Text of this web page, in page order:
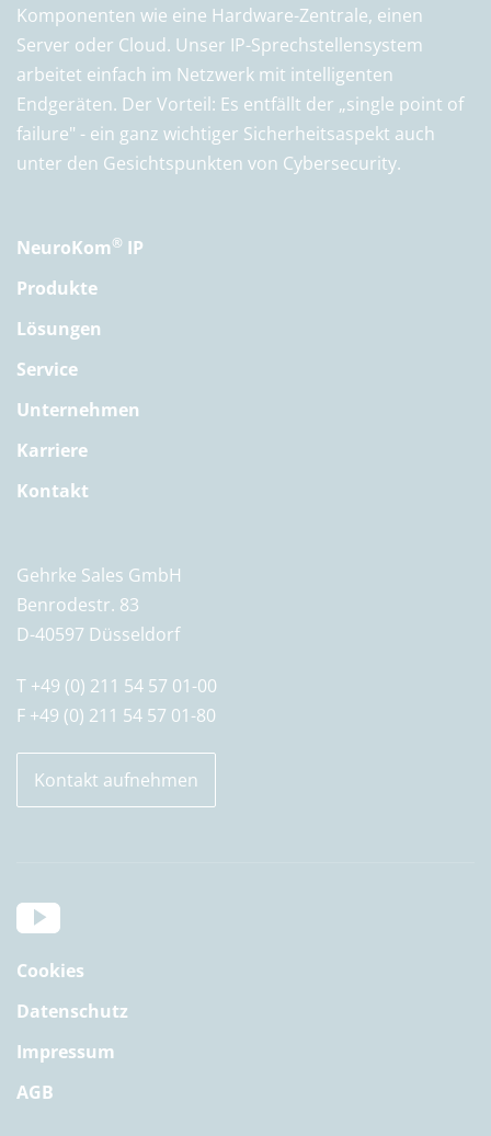
Komponenten wie eine Hardware-Zentrale, einen
Server oder Cloud. Unser IP-Sprechstellensystem
arbeitet einfach im Netzwerk mit intelligenten
Endgeräten. Der Vorteil: Es entfällt der „single point of
failure" - ein ganz wichtiger Sicherheitsaspekt auch
unter den Gesichtspunkten von Cybersecurity.
NeuroKom® IP
Produkte
Lösungen
Service
Unternehmen
Karriere
Kontakt
Gehrke Sales GmbH
Benrodestr. 83
D-40597 Düsseldorf
T +49 (0) 211 54 57 01-00
F +49 (0) 211 54 57 01-80
Kontakt aufnehmen
Cookies
Datenschutz
Impressum
AGB